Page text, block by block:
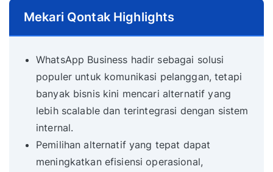
Mekari Qontak Highlights
WhatsApp Business hadir sebagai solusi
populer untuk komunikasi pelanggan, tetapi
banyak bisnis kini mencari alternatif yang
lebih scalable dan terintegrasi dengan sistem
internal.
Pemilihan alternatif yang tepat dapat
meningkatkan efisiensi operasional,